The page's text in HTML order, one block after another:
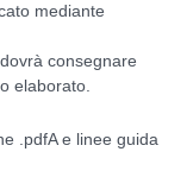
mediante
consegnare
elaborato.
.pdfA e linee guida